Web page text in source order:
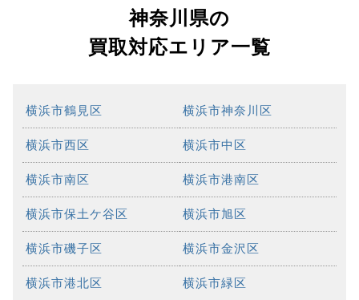
神奈川県の
買取対応エリア一覧
横浜市鶴見区 横浜市神奈川区
横浜市西区 横浜市中区
横浜市南区 横浜市港南区
横浜市保土ケ谷区 横浜市旭区
横浜市磯子区 横浜市金沢区
横浜市港北区 横浜市緑区